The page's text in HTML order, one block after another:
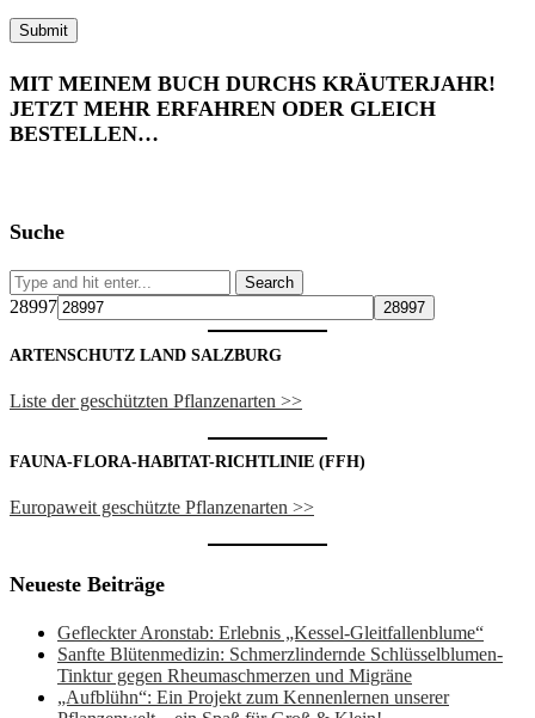
MIT MEINEM BUCH DURCHS KRÄUTERJAHR!
JETZT MEHR ERFAHREN ODER GLEICH
BESTELLEN…
Suche
28997
ARTENSCHUTZ LAND SALZBURG
Liste der geschützten Pflanzenarten >>
FAUNA-FLORA-HABITAT-RICHTLINIE (FFH)
Europaweit geschützte Pflanzenarten >>
Neueste Beiträge
Gefleckter Aronstab: Erlebnis „Kessel-Gleitfallenblume“
Sanfte Blütenmedizin: Schmerzlindernde Schlüsselblumen-
Tinktur gegen Rheumaschmerzen und Migräne
„Aufblühn“: Ein Projekt zum Kennenlernen unserer